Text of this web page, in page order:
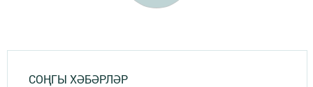
СОҢГЫ ХӘБӘРЛӘР